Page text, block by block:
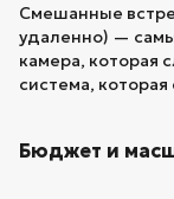
Смешанные
удаленно) —
камера, которая
система, которая
Бюджет и